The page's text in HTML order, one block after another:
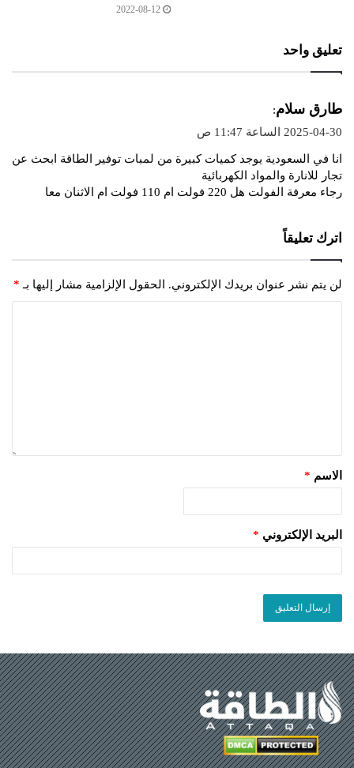
2022-08-12
تعليق واحد
ي
ق
طارق سلام:
2025-04-30 الساعة 11:47 ص
انا في السعودية يوجد كميات كبيرة من لمبات توفير الطاقة ابحث عن
تجار للانارة والمواد الكهربائية
رجاء معرفة الفولت هل 220 فولت ام 110 فولت ام الاثنان معا
اترك تعليقاً
لن يتم نشر عنوان بريدك الإلكتروني. الحقول الإلزامية مشار إليها بـ *
الاسم *
البريد الإلكتروني *